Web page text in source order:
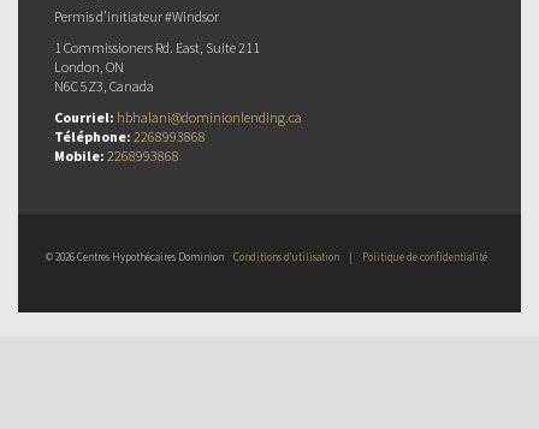
Permis d’initiateur #Windsor
1 Commissioners Rd. East, Suite 211
London, ON
N6C 5Z3, Canada
Courriel: hbhalani@dominionlending.ca
Téléphone: 2268993868
Mobile: 2268993868
© 2026 Centres Hypothécaires Dominion Conditions d’utilisation | Politique de confidentialité